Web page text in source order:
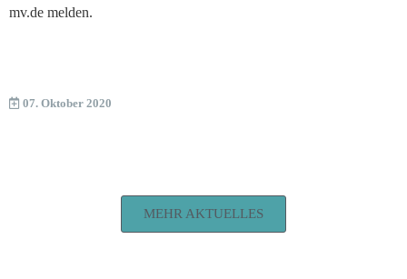
mv.de melden.
07. Oktober 2020
MEHR AKTUELLES